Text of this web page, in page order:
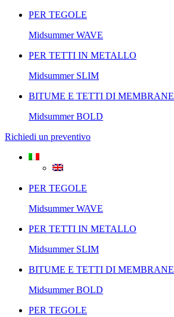
PER TEGOLE
MidsummerWAVE
PER TETTI IN METALLO
Midsummer SLIM
BITUME E TETTI DI MEMBRANE
MidsummerBOLD
Richiedi un preventivo
PER TEGOLE
MidsummerWAVE
PER TETTI IN METALLO
Midsummer SLIM
BITUME E TETTI DI MEMBRANE
MidsummerBOLD
PER TEGOLE